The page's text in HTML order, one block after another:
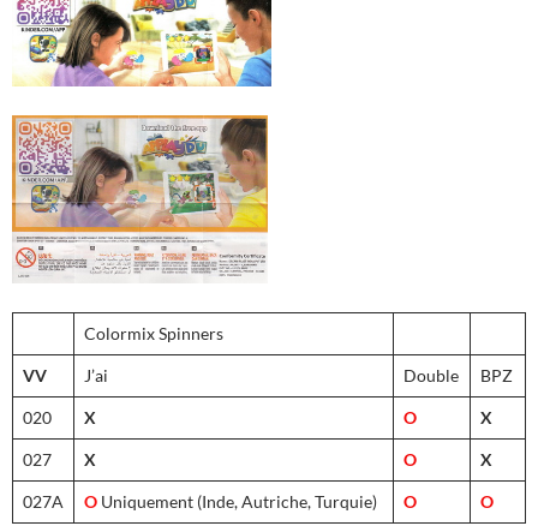
Colormix Spinners
VV J’ai Double BPZ
020 X O X
027 X O X
027A O Uniquement (Inde, Autriche, Turquie) O O